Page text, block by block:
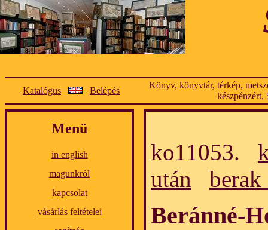
Katalógus Belépés
Könyv, könyvtár, térkép,
készpénzért,
Menü
in english
magunkról
kapcsolat
vásárlás feltételei
ko11053.
után
berak
Beránné-